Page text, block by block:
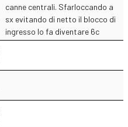
canne centrali. Sfarloccando a
sx evitando di netto il blocco di
ingresso lo fa diventare 6c